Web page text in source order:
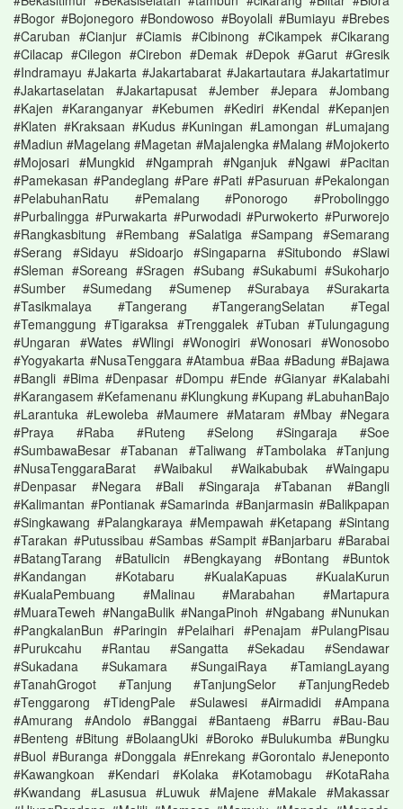
#Bogor #Bojonegoro #Bondowoso #Boyolali #Bumiayu #Brebes
#Caruban #Cianjur #Ciamis #Cibinong #Cikampek #Cikarang
#Cilacap #Cilegon #Cirebon #Demak #Depok #Garut #Gresik
#Indramayu #Jakarta #Jakartabarat #Jakartautara #Jakartatimur
#Jakartaselatan #Jakartapusat #Jember #Jepara #Jombang
#Kajen #Karanganyar #Kebumen #Kediri #Kendal #Kepanjen
#Klaten #Kraksaan #Kudus #Kuningan #Lamongan #Lumajang
#Madiun #Magelang #Magetan #Majalengka #Malang #Mojokerto
#Mojosari #Mungkid #Ngamprah #Nganjuk #Ngawi #Pacitan
#Pamekasan #Pandeglang #Pare #Pati #Pasuruan #Pekalongan
#PelabuhanRatu #Pemalang #Ponorogo #Probolinggo
#Purbalingga #Purwakarta #Purwodadi #Purwokerto #Purworejo
#Rangkasbitung #Rembang #Salatiga #Sampang #Semarang
#Serang #Sidayu #Sidoarjo #Singaparna #Situbondo #Slawi
#Sleman #Soreang #Sragen #Subang #Sukabumi #Sukoharjo
#Sumber #Sumedang #Sumenep #Surabaya #Surakarta
#Tasikmalaya #Tangerang #TangerangSelatan #Tegal
#Temanggung #Tigaraksa #Trenggalek #Tuban #Tulungagung
#Ungaran #Wates #Wlingi #Wonogiri #Wonosari #Wonosobo
#Yogyakarta #NusaTenggara #Atambua #Baa #Badung #Bajawa
#Bangli #Bima #Denpasar #Dompu #Ende #Gianyar #Kalabahi
#Karangasem #Kefamenanu #Klungkung #Kupang #LabuhanBajo
#Larantuka #Lewoleba #Maumere #Mataram #Mbay #Negara
#Praya #Raba #Ruteng #Selong #Singaraja #Soe
#SumbawaBesar #Tabanan #Taliwang #Tambolaka #Tanjung
#NusaTenggaraBarat #Waibakul #Waikabubak #Waingapu
#Denpasar #Negara #Bali #Singaraja #Tabanan #Bangli
#Kalimantan #Pontianak #Samarinda #Banjarmasin #Balikpapan
#Singkawang #Palangkaraya #Mempawah #Ketapang #Sintang
#Tarakan #Putussibau #Sambas #Sampit #Banjarbaru #Barabai
#BatangTarang #Batulicin #Bengkayang #Bontang #Buntok
#Kandangan #Kotabaru #KualaKapuas #KualaKurun
#KualaPembuang #Malinau #Marabahan #Martapura
#MuaraTeweh #NangaBulik #NangaPinoh #Ngabang #Nunukan
#PangkalanBun #Paringin #Pelaihari #Penajam #PulangPisau
#Purukcahu #Rantau #Sangatta #Sekadau #Sendawar
#Sukadana #Sukamara #SungaiRaya #TamiangLayang
#TanahGrogot #Tanjung #TanjungSelor #TanjungRedeb
#Tenggarong #TidengPale #Sulawesi #Airmadidi #Ampana
#Amurang #Andolo #Banggai #Bantaeng #Barru #Bau-Bau
#Benteng #Bitung #BolaangUki #Boroko #Bulukumba #Bungku
#Buol #Buranga #Donggala #Enrekang #Gorontalo #Jeneponto
#Kawangkoan #Kendari #Kolaka #Kotamobagu #KotaRaha
#Kwandang #Lasusua #Luwuk #Majene #Makale #Makassar